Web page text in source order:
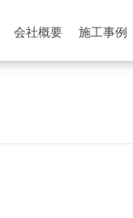
会社概要 施工事例